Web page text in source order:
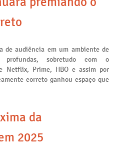
de audiência em um ambiente de
profundas, sobretudo com o
Netflix, Prime, HBO e assim por
correto ganhou espaço que
da
2025